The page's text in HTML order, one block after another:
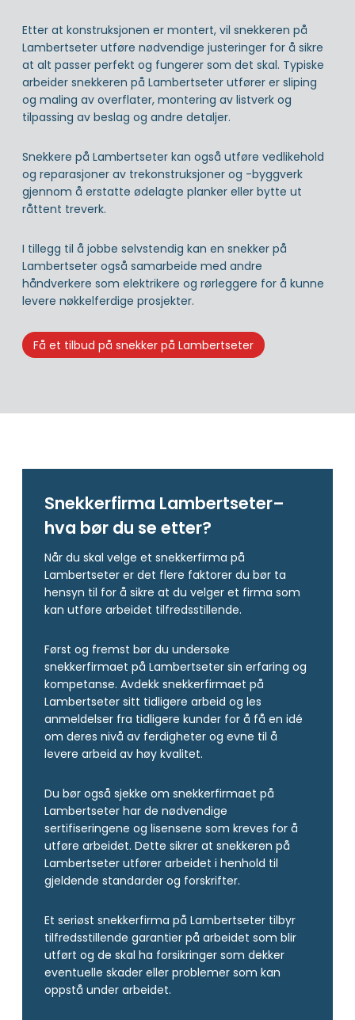
Etter at konstruksjonen er montert, vil snekkeren på
Lambertseter utføre nødvendige justeringer for å sikre
at alt passer perfekt og fungerer som det skal. Typiske
arbeider snekkeren på Lambertseter utfører er sliping
og maling av overflater, montering av listverk og
tilpassing av beslag og andre detaljer.
Snekkere på Lambertseter kan også utføre vedlikehold
og reparasjoner av trekonstruksjoner og -byggverk
gjennom å erstatte ødelagte planker eller bytte ut
råttent treverk.
I tillegg til å jobbe selvstendig kan en snekker på
Lambertseter også samarbeide med andre
håndverkere som elektrikere og rørleggere for å kunne
levere nøkkelferdige prosjekter.
Få et tilbud på snekker på Lambertseter
Snekkerfirma Lambertseter–
hva bør du se etter?
Når du skal velge et snekkerfirma på
Lambertseter er det flere faktorer du bør ta
hensyn til for å sikre at du velger et firma som
kan utføre arbeidet tilfredsstillende.
Først og fremst bør du undersøke
snekkerfirmaet på Lambertseter sin erfaring og
kompetanse. Avdekk snekkerfirmaet på
Lambertseter sitt tidligere arbeid og les
anmeldelser fra tidligere kunder for å få en idé
om deres nivå av ferdigheter og evne til å
levere arbeid av høy kvalitet.
Du bør også sjekke om snekkerfirmaet på
Lambertseter har de nødvendige
sertifiseringene og lisensene som kreves for å
utføre arbeidet. Dette sikrer at snekkeren på
Lambertseter utfører arbeidet i henhold til
gjeldende standarder og forskrifter.
Et seriøst snekkerfirma på Lambertseter tilbyr
tilfredsstillende garantier på arbeidet som blir
utført og de skal ha forsikringer som dekker
eventuelle skader eller problemer som kan
oppstå under arbeidet.